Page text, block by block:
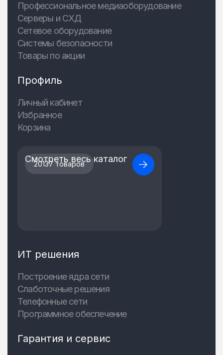
Профессиональное медиаоборудование
Серверы и СХД
Сетевое оборудование
Системы безопасности
Товары по акции
Профиль
Личный кабинет
Избранное
Корзина
20137 товаров
Смотреть весь каталог
ИТ решения
Построение ядра сети
Слаботочные решения
Телефонные сети
Программное обеспечение
Гарантия и сервис